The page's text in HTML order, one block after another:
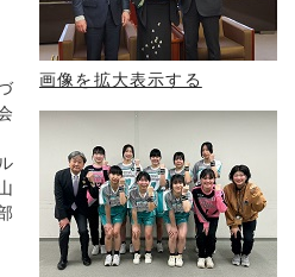
画像を拡大表示する